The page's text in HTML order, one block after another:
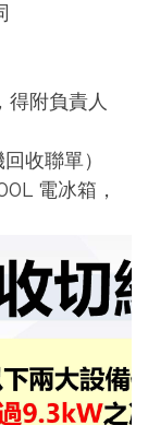
得附負責人
收聯單）
電冰箱，